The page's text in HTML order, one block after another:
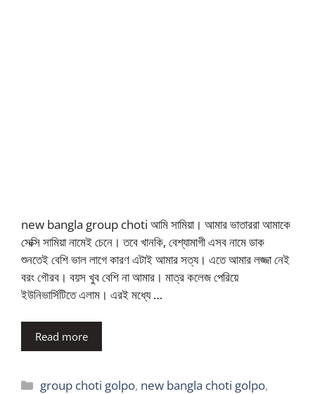
new bangla group choti আমি সামিয়া। আমার ভাতাররা আমাকে
সেক্সি সামিয়া নামেই চেনে। তবে খানকি, বেশ্যামাগী এসব নামে ডাক
শুনতেই বেশি ভাল লাগে কারণ এটাই আমার সত্য। এতে আমার লজ্জা নেই
বরং গৌরব। বয়স খুব বেশি না আমার। মাত্র কলেজ পেরিয়ে
ইউনিভার্সিটিতে এলাম। এরই মধ্যে …
Read more
Categories
group choti golpo, new bangla choti golpo,